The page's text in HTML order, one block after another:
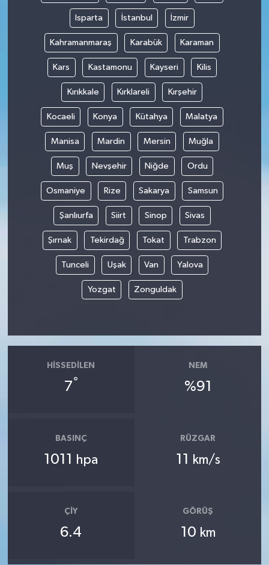
Isparta İstanbul İzmir
Kahramanmaraş Karabük Karaman
Kars Kastamonu Kayseri Kilis
Kırıkkale Kırklareli Kırşehir
Kocaeli Konya Kütahya Malatya
Manisa Mardin Mersin Muğla
Muş Nevşehir Niğde Ordu
Osmaniye Rize Sakarya Samsun
Şanlıurfa Siirt Sinop Sivas
Şırnak Tekirdağ Tokat Trabzon
Tunceli Uşak Van Yalova
Yozgat Zonguldak
HISSEDILEN
7°
NEM
%91
BASINÇ
1011 hpa
RÜZGAR
11 km/s
ÇIY
6.4
GÖRÜŞ
10 km